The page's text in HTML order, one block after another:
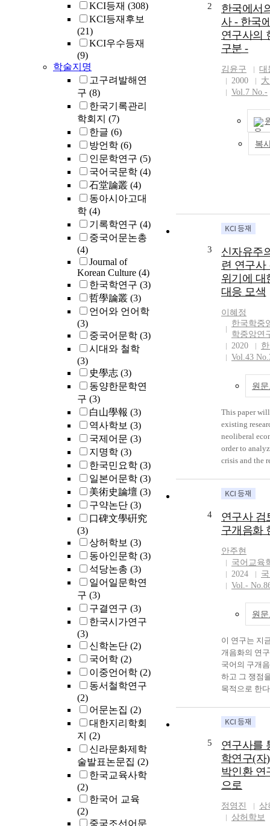
KCI등재 (308)
KCI등재후보
(21)
KCI우수등재
(9)
학술지명
고구려발해연
구 (8)
한국기록관리
학회지 (7)
한글 (6)
방언학 (6)
인문학연구 (5)
국어국문학 (4)
石堂論叢 (4)
동아시아고대
학 (4)
기록학연구 (4)
중국어문논총
(4)
Journal of
Korean Culture (4)
한국학연구 (3)
哲學論叢 (3)
언어와 언어학
(3)
중국어문학 (3)
시대와 철학
(3)
史學志 (3)
동양한문학연
구 (3)
白山學報 (3)
역사학보 (3)
국제어문 (3)
지명학 (3)
한국민요학 (3)
일본어문학 (3)
美術史論壇 (3)
구약논단 (3)
口碑文學硏究
(3)
상허학보 (3)
동아인문학 (3)
석당논총 (3)
일어일문학연
구 (3)
구결연구 (3)
한국시가연구
(3)
신학논단 (2)
국어학 (2)
이중언어학 (2)
동서철학연구
(2)
어문논집 (2)
대한지리학회
지 (2)
신라문화제학
술발표논문집 (2)
한국교육사학
(2)
한국어 교육
(2)
중국조선어문
신현상학』
어떻게 연구
한 결과를 낳
라는 관점에
겔의 『정신
리학』에 대
을 발표 연도
분류하여, 연
도표를 만들
정리·정돈하
이 연구는 기
활용을 염두
주제들을 드
함으로써, 학
인 역할을 충
것으로 확신
는 이와 같은
서, 학회차원
료목록의 제
는 시스템이
를 기대해 본
2
한국에서
사 - 한국
연구사의
구분 -
김윤구
대
2000
Vol.7 No.-
복
3
신자유주
련 연구사
위기에 대
대응 모색
이혜정
한국학중
학중앙연
2020
Vol.43
원
This paper
existing
neoliberal
order to
crisis and the
Korean
researchers
alternatives
offer to
With these
intend to
review of
This paper
circles on the
neoliberalism.
review of the
we intend to
overall
criticisms and
detail.
can
topographic
neoliberal
experiencing
exchange
understand
grounds the
4
연구사 검
구개음화
안주현
국어교육
2024
Vol.-
원
이 연구는 지
개음화의 연
국어의 구개
하고 그 쟁점
목적으로 한
련 논문을 계
빈도, 핵심어,
았다. 먼저,
금까지의 구
들을 시기별
펴보았다. 구
기별 연구사
5
연구사를
학연구(자
박인환 연
으로
정영진
상
상허학보